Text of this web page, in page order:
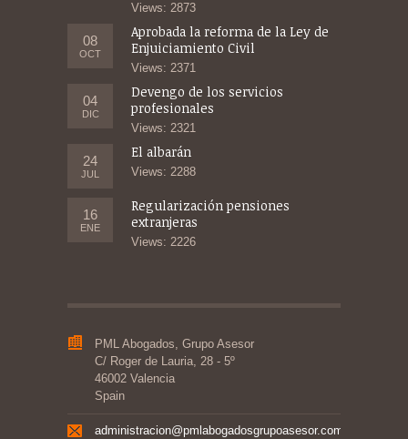
Views: 2873
08
OCT
Aprobada la reforma de la Ley de
Enjuiciamiento Civil
Views: 2371
04
DIC
Devengo de los servicios
profesionales
Views: 2321
24
JUL
El albarán
Views: 2288
16
ENE
Regularización pensiones
extranjeras
Views: 2226
PML Abogados, Grupo Asesor
C/ Roger de Lauria, 28 - 5º
46002 Valencia
Spain
administracion@pmlabogadosgrupoasesor.com